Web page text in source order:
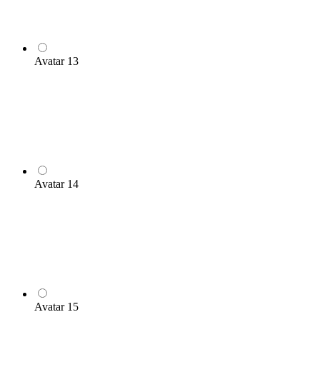
Avatar 13
Avatar 14
Avatar 15